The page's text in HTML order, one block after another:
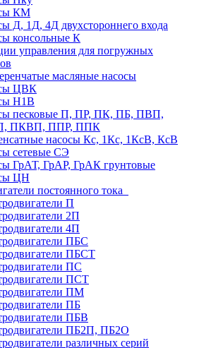
КМ
Д, 1Д, 4Д двухстороннего входа
консольные К
управления для погружных
масляные насосы
ЦВК
Н1В
песковые П, ПР, ПК, ПБ, ПВП,
ПКВП, ППР, ППК
насосы Кс, 1Кс, 1КсВ, КсВ
сетевые СЭ
ГрАТ, ГрАР, ГрАК грунтовые
ЦН
постоянного тока
П
2П
4П
ПБС
ПБСТ
ПС
ПСТ
ПМ
ПБ
ПБВ
ПБ2П, ПБ2О
различных серий